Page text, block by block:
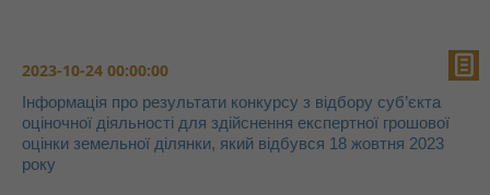
2023-10-24 00:00:00
Інформація про результати конкурсу з відбору суб’єкта
оціночної діяльності для здійснення експертної грошової
оцінки земельної ділянки, який відбувся 18 жовтня 2023
року